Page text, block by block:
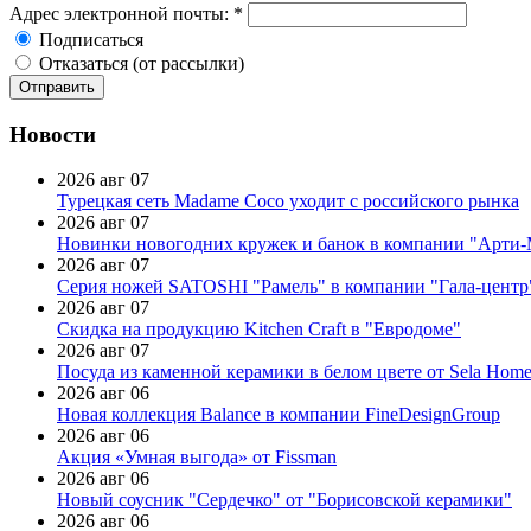
Адрес электронной почты: *
Подписаться
Отказаться (от рассылки)
Новости
2026 авг 07
Турецкая сеть Madame Coco уходит с российского рынка
2026 авг 07
Новинки новогодних кружек и банок в компании
2026 авг 07
Серия ножей SATOSHI "Рамель" в компании "Гала-
2026 авг 07
Скидка на продукцию Kitchen Craft в "Евродоме"
2026 авг 07
Посуда из каменной керамики в белом цвете от Sela Home
2026 авг 06
Новая коллекция Balance в компании FineDesignGroup
2026 авг 06
Акция «Умная выгода» от Fissman
2026 авг 06
Новый соусник "Сердечко" от "Борисовской керамики"
2026 авг 06